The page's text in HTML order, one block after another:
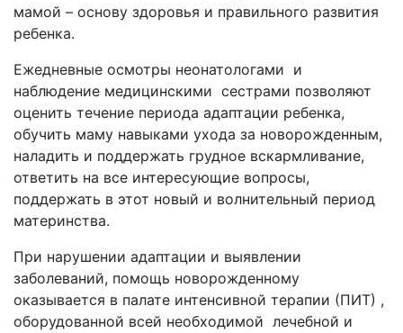
мамой – основу здоровья и правильного развития
ребенка.
Ежедневные осмотры неонатологами и
наблюдение медицинскими сестрами позволяют
оценить течение периода адаптации ребенка,
обучить маму навыками ухода за новорожденным,
наладить и поддержать грудное вскармливание,
ответить на все интересующие вопросы,
поддержать в этот новый и волнительный период
материнства.
При нарушении адаптации и выявлении
заболеваний, помощь новорожденному
оказывается в палате интенсивной терапии (ПИТ) ,
оборудованной всей необходимой лечебной и